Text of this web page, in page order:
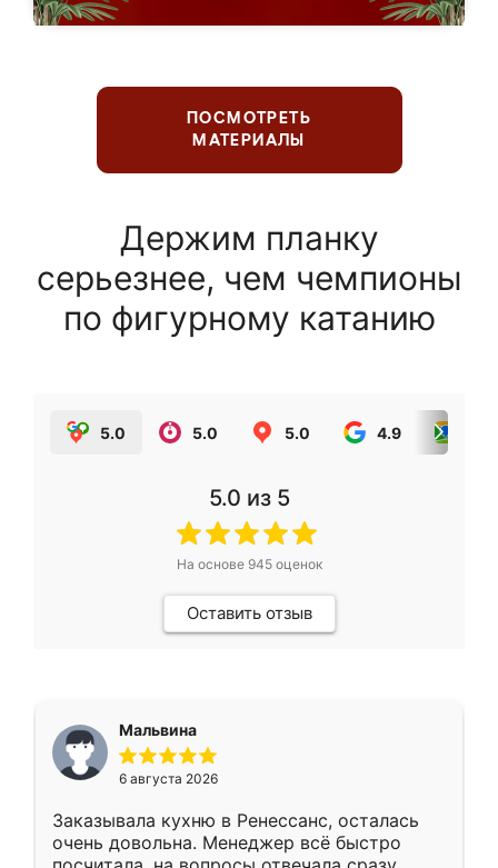
ПОСМОТРЕТЬ
МАТЕРИАЛЫ
Держим планку
серьезнее, чем чемпионы
по фигурному катанию
5.0 5.0 5.0 4.9
5.0 из 5
На основе 945оценок
Оставить отзыв
Мальвина
6 августа 2026
Заказывала кухню в Ренессанс, осталась
очень довольна. Менеджер всё быстро